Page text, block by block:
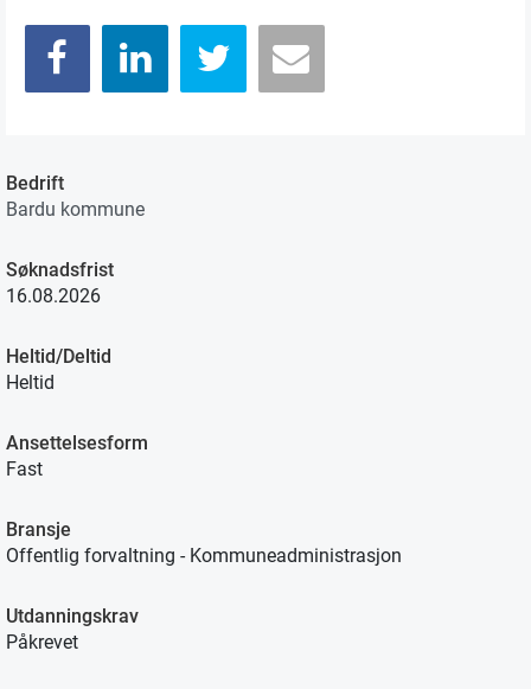
Bedrift
Bardu kommune
Søknadsfrist
16.08.2026
Heltid/Deltid
Heltid
Ansettelsesform
Fast
Bransje
Offentlig forvaltning - Kommuneadministrasjon
Utdanningskrav
Påkrevet